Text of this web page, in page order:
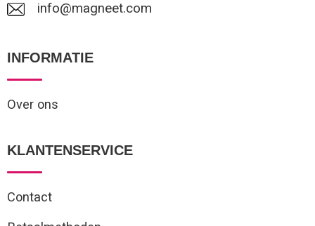
info@magneet.com
INFORMATIE
Over ons
KLANTENSERVICE
Contact